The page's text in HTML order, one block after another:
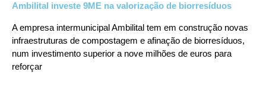
Ambilital investe 9ME na valorização de biorresíduos
A empresa intermunicipal Ambilital tem em construção novas
infraestruturas de compostagem e afinação de biorresíduos,
num investimento superior a nove milhões de euros para
reforçar